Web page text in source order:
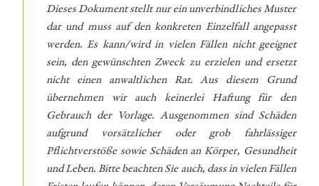
Dieses Dokument stellt nur ein unverbindliches Muster
dar und muss auf den konkreten Einzelfall angepasst
werden. Es kann/wird in vielen Fällen nicht geeignet
sein, den gewünschten Zweck zu erzielen und ersetzt
nicht einen anwaltlichen Rat. Aus diesem Grund
übernehmen wir auch keinerlei Haftung für den
Gebrauch der Vorlage. Ausgenommen sind Schäden
aufgrund vorsätzlicher oder grob fahrlässiger
Pflichtverstöße sowie Schäden an Körper, Gesundheit
und Leben. Bitte beachten Sie auch, dass in vielen Fällen